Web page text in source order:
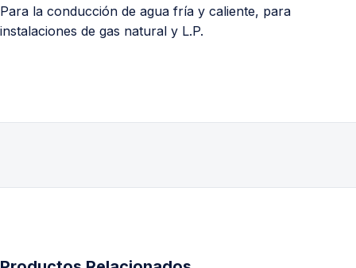
Para la conducción de agua fría y caliente, para
instalaciones de gas natural y L.P.